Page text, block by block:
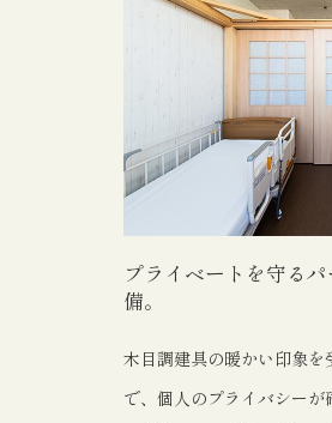
プライベートを守る
備。
木目調建具の暖かい印象
で、個人のプライバシー